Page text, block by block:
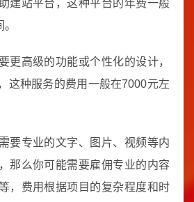
建站平台，这种平台的年费一般
更高级的功能或个性化的设计，
这种服务的费用一般在7000元左
要专业的文字、图片、视频等内
那么你可能需要雇佣专业的内容
，费用根据项目的复杂程度和时